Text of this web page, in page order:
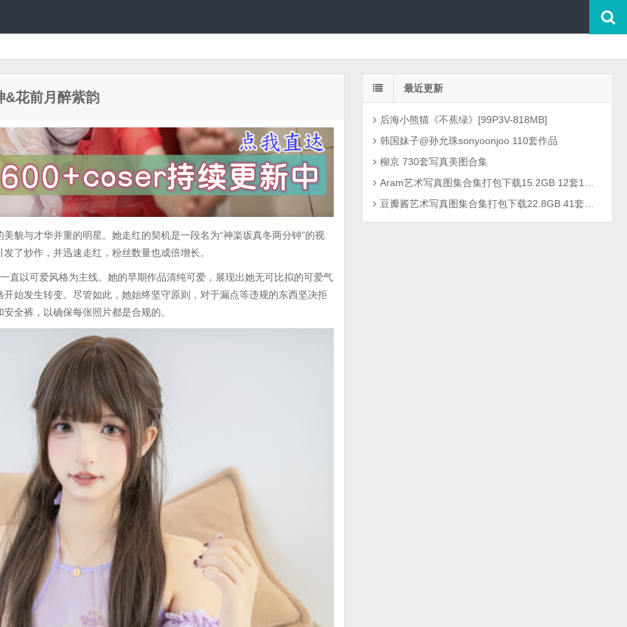
&花前月醉紫韵
貌与才华并重的明星。她走红的契机是一段名为“神楽坂真冬两分钟”的视
了炒作，并迅速走红，粉丝数量也成倍增长。
直以可爱风格为主线。她的早期作品清纯可爱，展现出她无可比拟的可爱气
始发生转变。尽管如此，她始终坚守原则，对于漏点等违规的东西坚决拒
全裤，以确保每张照片都是合规的。
最近更新
后海小熊猫《不蕉绿》[99P3V-818MB]
韩国妹子@孙允珠sonyoonjoo 110套作品
柳京 730套写真美图合集